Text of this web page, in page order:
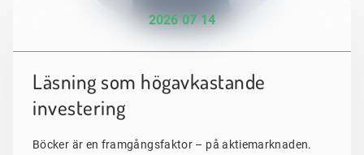
2026 07 14
Läsning som högavkastande
investering
Böcker är en framgångsfaktor – på aktiemarknaden.